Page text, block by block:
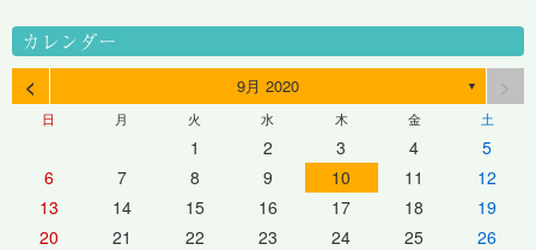
カレンダー
< 9月 2020 ▼
日 月 火 水 木 金 土
1 2 3 4
5
6
7 8 9 10 11
12
13
14 15 16 17 18
19
20
21 22 23 24 25
26